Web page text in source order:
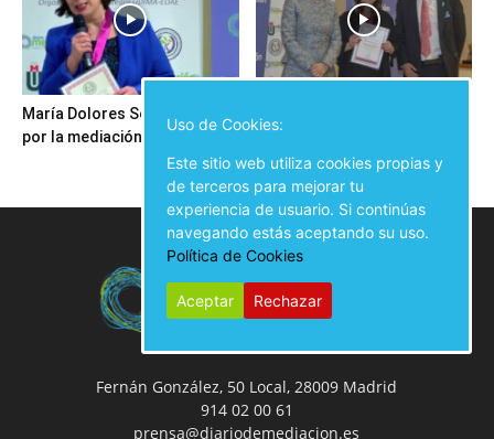
María Dolores Seijo trabaja
por la mediación en Galicia
que procurar un cambio hacia
una sociedad...
Fernán González, 50 Local, 28009 Madrid
914 02 00 61
prensa@diariodemediacion.es
Uso de Cookies:
Este sitio web utiliza cookies propias y
de terceros para mejorar tu
experiencia de usuario. Si continúas
navegando estás aceptando su uso.
Política de Cookies
Aceptar Rechazar